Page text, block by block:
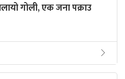
गोली, एक जना पक्राउ